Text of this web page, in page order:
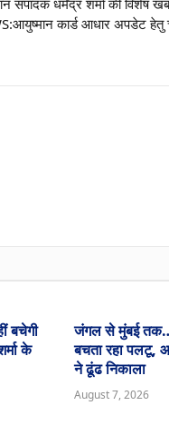
संपादक धर्मेंद्र शर्मा की विशेष
कार्ड आधार अपडेट हेतु
बचेगी
के
जंगल से मुंबई
बचता रहा पलटू,
ने ढूंढ निकाला
August 7, 2026